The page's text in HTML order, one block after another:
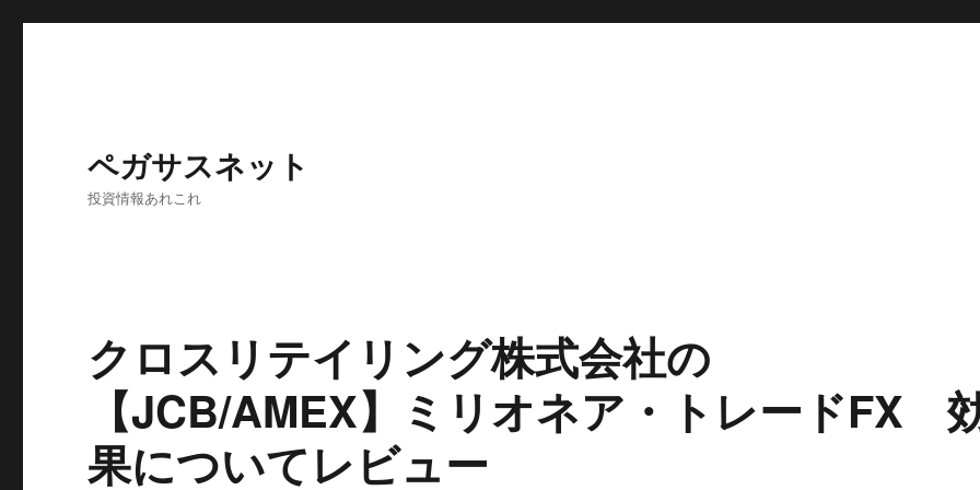
ペガサスネット
投資情報あれこれ
クロスリテイリング株式会社の
【JCB/AMEX】ミリオネア・トレードFX
果についてレビュー